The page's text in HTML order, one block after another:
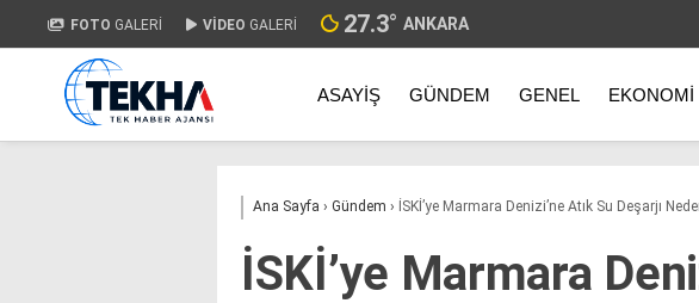
FOTO GALERİ VİDEO GALERİ 27.3° ANKARA
ASAYIŞ GÜNDEM GENEL EKONOMI
Ana Sayfa › Gündem › İSKİ’ye Marmara Denizi’ne Atık Su Deşarjı
İSKİ’ye Marmara